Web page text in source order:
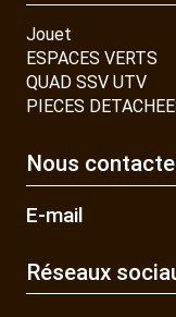
Jouet
ESPACES VERTS
QUAD SSV UTV
PIECES
Nous
E-mail
Réseaux